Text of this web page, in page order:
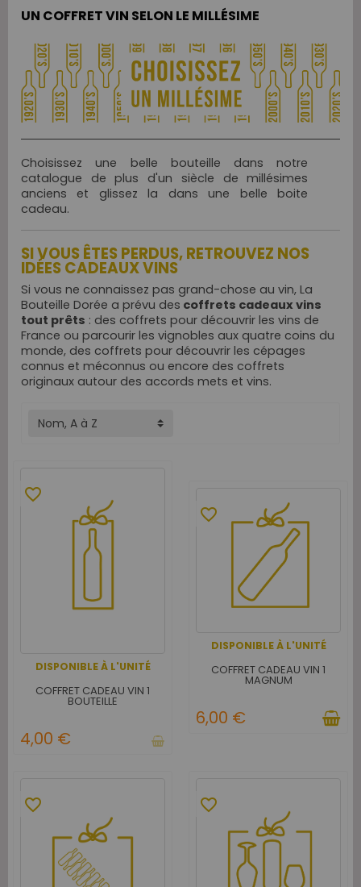
UN COFFRET VIN SELON LE MILLÉSIME
Choisissez une belle bouteille dans notre
catalogue de plus d'un siècle de millésimes
anciens et glissez la dans une belle boite
cadeau.
SI VOUS ÊTES PERDUS, RETROUVEZ NOS
IDÉES CADEAUX VINS
Si vous ne connaissez pas grand-chose au vin, La
Bouteille Dorée a prévu des coffrets cadeaux vins
tout prêts : des coffrets pour découvrir les vins de
France ou parcourir les vignobles aux quatre coins du
monde, des coffrets pour découvrir les cépages
connus et méconnus ou encore des coffrets
originaux autour des accords mets et vins.
Nom, A à Z
DISPONIBLE À L'UNITÉ
favorite_border
COFFRET CADEAU VIN 1
BOUTEILLE
4,00 €
DISPONIBLE À L'UNITÉ
favorite_border
COFFRET CADEAU VIN 1
MAGNUM
6,00 €
favorite_border favorite_border